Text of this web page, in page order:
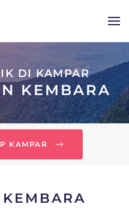
DI KAMPAR
KEMBARA
KAMPAR